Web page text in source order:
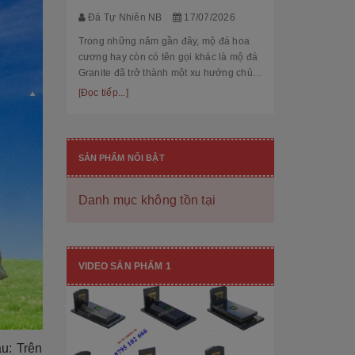
Cho Công Ty, Resort & Đô Thị Mới
Đá Tự Nhiên NB
Biển hiệu đá khối đang ngày càng được
nhiều công ty, khu đô thị mới, resort cao
cấp lựa chọn nhờ vẻ đẹp sang trọng, bề
thế cùng độ bền vượt trội. Không chỉ là
Trên
Đá Tự Nhiên NB 17/07/2026
Trong những năm gần đây, mộ đá hoa
cương hay còn có tên gọi khác là mộ đá
Granite đã trở thành một xu hướng chủ
đạo trong thiết kế thi công mộ đá tự
[Đọc tiếp...]
SẢN PHẨM NỔI BẬT
Danh mục không tồn tại
VIDEO SẢN PHẨM 1